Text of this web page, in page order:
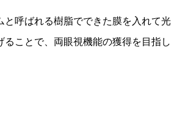
と呼ばれる樹脂でできた膜を入れて光
ることで、両眼視機能の獲得を目指し